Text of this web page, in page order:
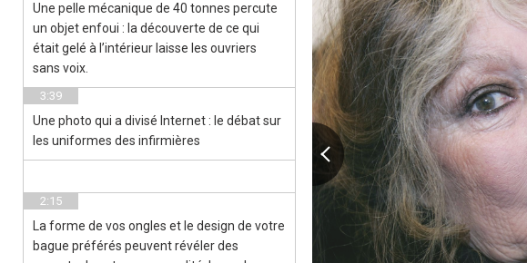
Une pelle mécanique de 40 tonnes percute
un objet enfoui : la découverte de ce qui
était gelé à l’intérieur laisse les ouvriers
sans voix.
3:39
Une photo qui a divisé Internet : le débat sur
les uniformes des infirmières
2:15
La forme de vos ongles et le design de votre
bague préférés peuvent révéler des